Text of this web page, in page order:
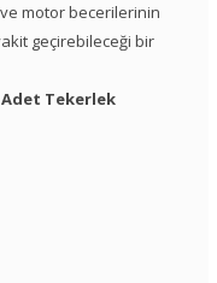
motor becerilerinin
geçirebileceği bir
Adet Tekerlek